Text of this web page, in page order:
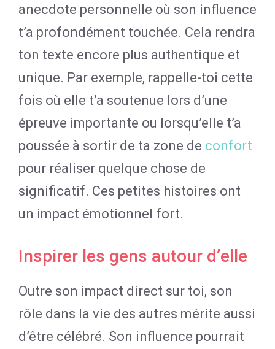
anecdote personnelle où son influence
t’a profondément touchée. Cela rendra
ton texte encore plus authentique et
unique. Par exemple, rappelle-toi cette
fois où elle t’a soutenue lors d’une
épreuve importante ou lorsqu’elle t’a
poussée à sortir de ta zone de confort
pour réaliser quelque chose de
significatif. Ces petites histoires ont
un impact émotionnel fort.
Inspirer les gens autour d’elle
Outre son impact direct sur toi, son
rôle dans la vie des autres mérite aussi
d’être célébré. Son influence pourrait